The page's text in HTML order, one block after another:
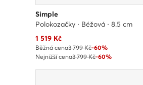
Simple
Polokozačky · Béžová · 8.5 cm
Aktuální cena
1 519Kč
Běžná cena3 799 Kč-60%
Nejnižší cena3 799 Kč-60%